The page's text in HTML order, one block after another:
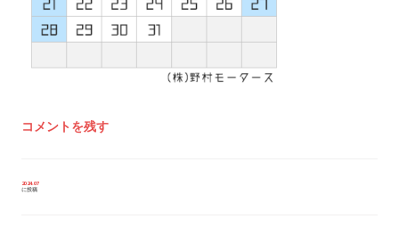
コメントを残す
投
2024.07
に投稿